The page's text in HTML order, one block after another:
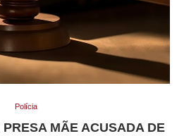
Polícia
MÃE ACUSADA DE